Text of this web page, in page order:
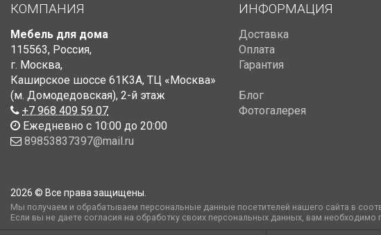
КОМПАНИЯ
Мебель для дома
115563, Россия,
г. Москва,
Каширское шоссе 61К3А, ТЦ «Москва»
(м. Домодедовская), 2-й этаж
+7 968 409 59 07
Ежедневно с 10:00 до 20:00
89853837397@mail.ru
ИНФОРМАЦИЯ
Доставка
Оплата
Гарантия
Блог
Фотогалерея
2026 © Все права защищены.
Мы получаем и обрабатываем персональные данные посетителей нашего сайта в
Если вы не даете согласия на обработку своих персональных данных, вам необходимо